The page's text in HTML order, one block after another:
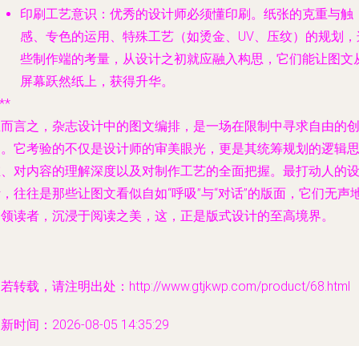
印刷工艺意识 ：优秀的设计师必须懂印刷。纸张的克重与触
感、专色的运用、特殊工艺（如烫金、UV、压纹）的规划
些制作端的考量，从设计之初就应融入构思，它们能让图文
屏幕跃然纸上，获得升华。
言之，杂志设计中的图文编排，是一场在限制中寻求自由的创
它考验的不仅是设计师的审美眼光，更是其统筹规划的逻辑思
对内容的理解深度以及对制作工艺的全面把握。最打动人的设
往往是那些让图文看似自如“呼吸”与“对话”的版面，它们无声
读者，沉浸于阅读之美，这，正是版式设计的至高境界。
转载，请注明出处：http://www.gtjkwp.com/product/68.html
时间：2026-08-05 14:35:29